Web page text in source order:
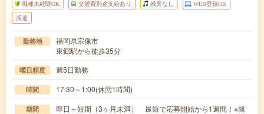
職種未経験OK 交通費別途支給あり 残業なし WEB登録OK
派遣
勤務地
福岡県宗像市
東郷駅から徒歩35分
曜日頻度 週5日勤務
時間 17:30～1:00(休憩1時間)
期間
即日～短期（3ヶ月未満） 最短で応募開始から1週間！※就